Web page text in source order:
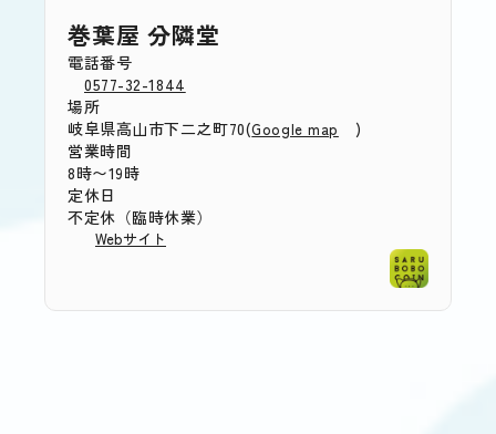
巻葉屋 分隣堂
電話番号
0577-32-1844
場所
岐阜県高山市下二之町70(Google map
)
営業時間
8時〜19時
定休日
不定休（臨時休業）
Webサイト